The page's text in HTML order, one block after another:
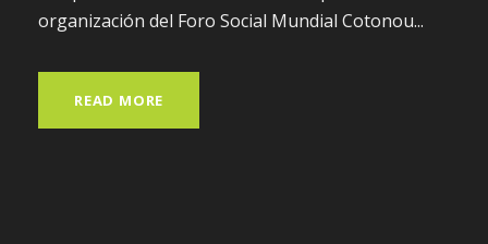
organización del Foro Social Mundial Cotonou...
READ MORE